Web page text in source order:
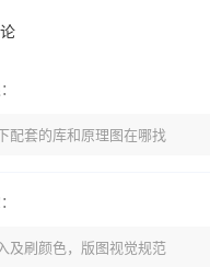
配套的库和原理图在哪找
及刷颜色，版图视觉规范